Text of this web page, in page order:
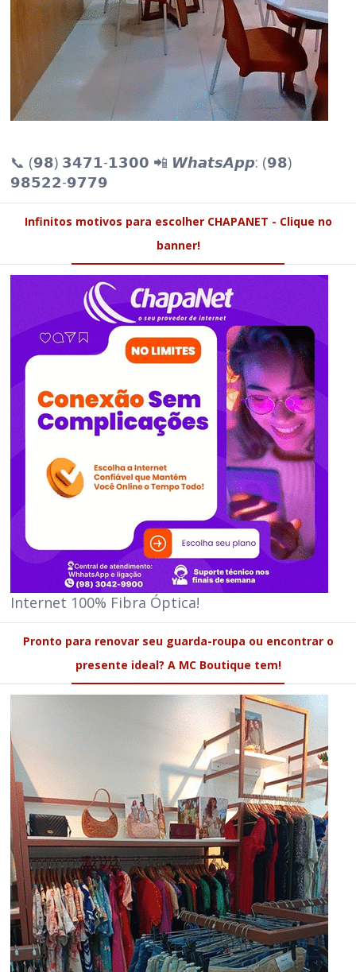
📞 (𝟵𝟴) 𝟯𝟰𝟳𝟭-𝟭𝟯𝟬𝟬 📲 𝙒𝙝𝙖𝙩𝙨𝘼𝙥𝙥: (𝟵𝟴)
𝟵𝟴𝟱𝟮𝟮-𝟵𝟳𝟳𝟵
Infinitos motivos para escolher CHAPANET - Clique no
banner!
Internet 100% Fibra Óptica!
Pronto para renovar seu guarda-roupa ou encontrar o
presente ideal? A MC Boutique tem!